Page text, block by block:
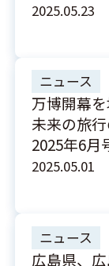
2025.05.23
ニュース
万博開幕
未来の旅
2025年6月
2025.05.01
ニュース
広島県、